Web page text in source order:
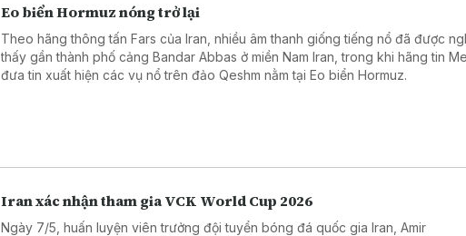
Eo biển Hormuz nóng trở lại
Theo hãng thông tấn Fars của Iran, nhiều âm thanh giống tiếng nổ đã được
thấy gần thành phố cảng Bandar Abbas ở miền Nam Iran, trong khi hãng tin
đưa tin xuất hiện các vụ nổ trên đảo Qeshm nằm tại Eo biển Hormuz.
Iran xác nhận tham gia VCK World Cup 2026
Ngày 7/5, huấn luyện viên trưởng đội tuyển bóng đá quốc gia Iran, Amir